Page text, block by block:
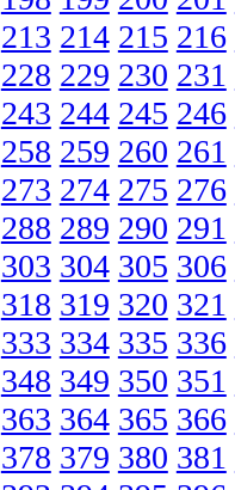
213 214 215 216
228 229 230 231
243 244 245 246
258 259 260 261
273 274 275 276
288 289 290 291
303 304 305 306
318 319 320 321
333 334 335 336
348 349 350 351
363 364 365 366
378 379 380 381